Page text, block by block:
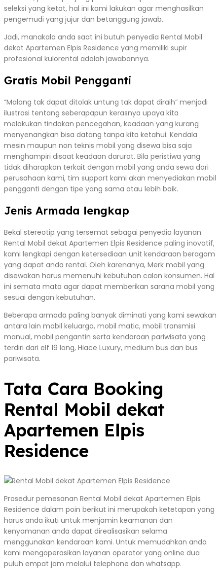
seleksi yang ketat, hal ini kami lakukan agar menghasilkan
pengemudi yang jujur dan betanggung jawab.
Jadi, manakala anda saat ini butuh penyedia Rental Mobil
dekat Apartemen Elpis Residence yang memiliki supir
profesional kulorental adalah jawabannya.
Gratis Mobil Pengganti
“Malang tak dapat ditolak untung tak dapat diraih” menjadi
ilustrasi tentang seberapapun kerasnya upaya kita
melakukan tindakan pencegahan, keadaan yang kurang
menyenangkan bisa datang tanpa kita ketahui. Kendala
mesin maupun non teknis mobil yang disewa bisa saja
menghampiri disaat keadaan darurat. Bila peristiwa yang
tidak diharapkan terkait dengan mobil yang anda sewa dari
perusahaan kami, tim support kami akan menyediakan mobil
pengganti dengan tipe yang sama atau lebih baik.
Jenis Armada lengkap
Bekal stereotip yang tersemat sebagai penyedia layanan
Rental Mobil dekat Apartemen Elpis Residence paling inovatif,
kami lengkapi dengan ketersediaan unit kendaraan beragam
yang dapat anda rental. Oleh karenanya, Merk mobil yang
disewakan harus memenuhi kebutuhan calon konsumen. Hal
ini semata mata agar dapat memberikan sarana mobil yang
sesuai dengan kebutuhan.
Beberapa armada paling banyak diminati yang kami sewakan
antara lain mobil keluarga, mobil matic, mobil transmisi
manual, mobil pengantin serta kendaraan pariwisata yang
terdiri dari elf 19 long, Hiace Luxury, medium bus dan bus
pariwisata.
Tata Cara Booking
Rental Mobil dekat
Apartemen Elpis
Residence
Prosedur pemesanan Rental Mobil dekat Apartemen Elpis
Residence dalam poin berikut ini merupakah ketetapan yang
harus anda ikuti untuk menjamin keamanan dan
kenyamanan anda dapat direalisasikan selama
menggunakan kendaraan kami. Untuk memudahkan anda
kami mengoperasikan layanan operator yang online dua
puluh empat jam melalui telephone dan whatsapp.